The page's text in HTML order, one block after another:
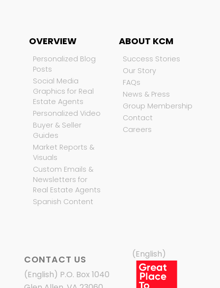
OVERVIEW
Personalized Blog
Posts
Social Media
Graphics for Real
Estate Agents
Personalized Video
Buyer & Seller
Guides
Market Reports &
Visuals
Custom Emails &
Newsletters for
Real Estate Agents
Spanish Content
ABOUT KCM
Success Stories
Our Story
FAQs
News & Press
Group Membership
Contact
Careers
CONTACT US
(English) P.O. Box 1040
(English)